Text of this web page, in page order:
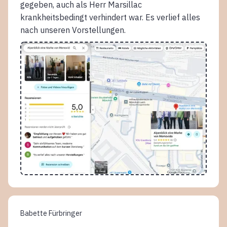
gegeben, auch als Herr Marsillac
krankheitsbedingt verhindert war. Es verlief alles
nach unseren Vorstellungen.
Babette Fürbringer